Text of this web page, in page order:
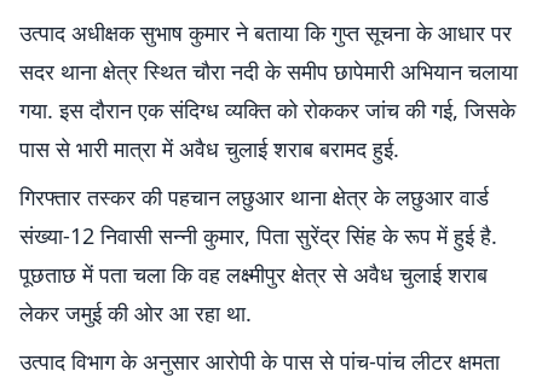
उत्पाद अधीक्षक सुभाष कुमार ने बताया कि गुप्त सूचना के आधार पर
सदर थाना क्षेत्र स्थित चौरा नदी के समीप छापेमारी अभियान चलाया
गया. इस दौरान एक संदिग्ध व्यक्ति को रोककर जांच की गई, जिसके
पास से भारी मात्रा में अवैध चुलाई शराब बरामद हुई.
गिरफ्तार तस्कर की पहचान लछुआर थाना क्षेत्र के लछुआर वार्ड
संख्या-12 निवासी सन्नी कुमार, पिता सुरेंद्र सिंह के रूप में हुई है.
पूछताछ में पता चला कि वह लक्ष्मीपुर क्षेत्र से अवैध चुलाई शराब
लेकर जमुई की ओर आ रहा था.
उत्पाद विभाग के अनुसार आरोपी के पास से पांच-पांच लीटर क्षमता